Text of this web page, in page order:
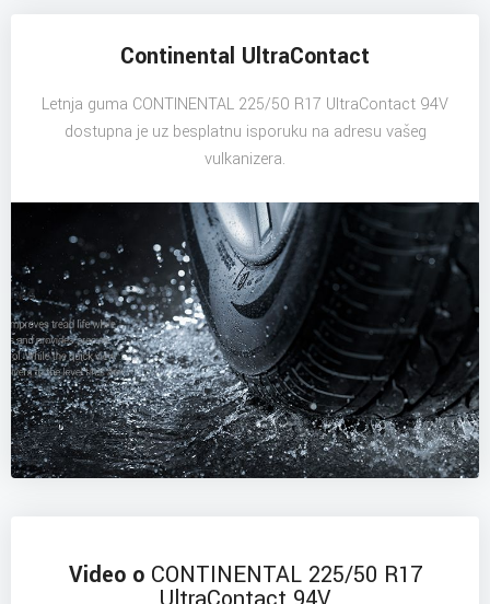
Continental UltraContact
Letnja guma CONTINENTAL 225/50 R17 UltraContact 94V
dostupna je uz besplatnu isporuku na adresu vašeg
vulkanizera.
Video o CONTINENTAL 225/50 R17